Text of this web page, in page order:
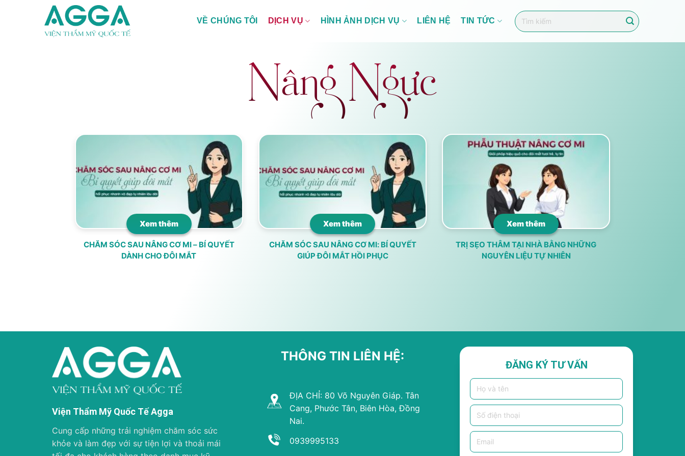
VỀ CHÚNG TÔI DỊCH VỤ HÌNH ẢNH DỊCH VỤ LIÊN HỆ TIN TỨC
Nâng Ngực
CHĂM SÓC SAU NÂNG CƠ MI – BÍ QUYẾT
DÀNH CHO ĐÔI MẮT
Xem thêm
CHĂM SÓC SAU NÂNG CƠ MI: BÍ QUYẾT
GIÚP ĐÔI MẮT HỒI PHỤC
Xem thêm
TRỊ SẸO THÂM TẠI NHÀ BẰNG NHỮNG
NGUYÊN LIỆU TỰ NHIÊN
Xem thêm
Viện Thẩm Mỹ Quốc Tế Agga
Cung cấp những trải nghiệm chăm sóc sức
khỏe và làm đẹp với sự tiện lợi và thoải mái
THÔNG TIN LIÊN HỆ:
ĐỊA CHỈ: 80 Võ Nguyên Giáp. Tân
Cang, Phước Tân, Biên Hòa, Đồng
Nai.
0939995133
ĐĂNG KÝ TƯ VẤN